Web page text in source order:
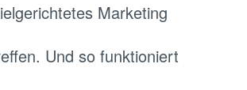
Marketing
Und so funktioniert